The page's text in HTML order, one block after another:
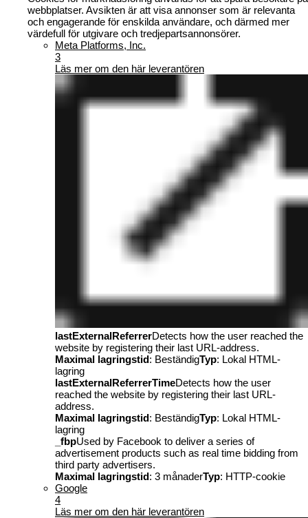
webbplatser. Avsikten är att visa annonser som är relevanta
och engagerande för enskilda användare, och därmed mer
värdefull för utgivare och tredjepartsannonsörer.
Meta Platforms, Inc.
3
Läs mer om den här leverantören
lastExternalReferrerDetects how the user reached the
website by registering their last URL-address.
Maximal lagringstid: BeständigTyp: Lokal HTML-
lagring
lastExternalReferrerTimeDetects how the user
reached the website by registering their last URL-
address.
Maximal lagringstid: BeständigTyp: Lokal HTML-
lagring
_fbpUsed by Facebook to deliver a series of
advertisement products such as real time bidding from
third party advertisers.
Maximal lagringstid: 3 månaderTyp: HTTP-cookie
Google
4
Läs mer om den här leverantören